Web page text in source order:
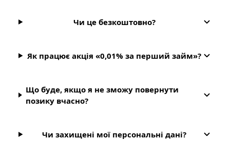
Чи це безкоштовно?
Як працює акція «0,01% за перший займ»?
Що буде, якщо я не зможу повернути
позику вчасно?
Чи захищені мої персональні дані?